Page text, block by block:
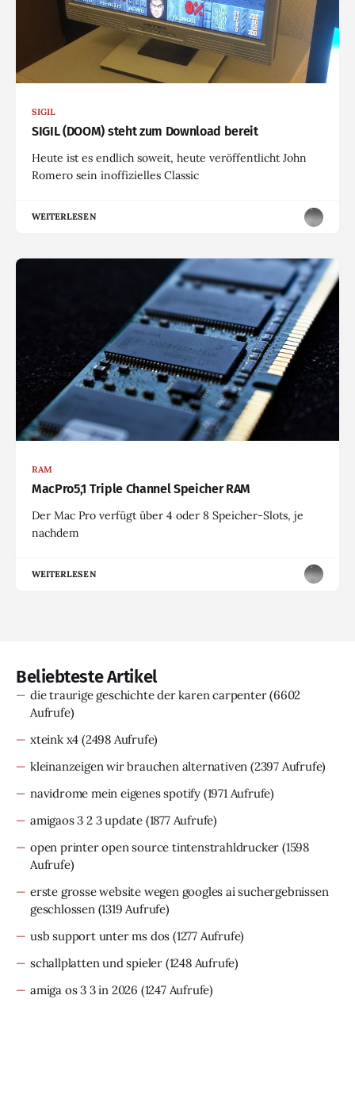
SIGIL
SIGIL (DOOM) steht zum Download bereit
Heute ist es endlich soweit, heute veröffentlicht John
Romero sein inoffizielles Classic
WEITERLESEN
RAM
MacPro5,1 Triple Channel Speicher RAM
Der Mac Pro verfügt über 4 oder 8 Speicher-Slots, je
nachdem
WEITERLESEN
Beliebteste Artikel
die traurige geschichte der karen carpenter(6602
Aufrufe)
xteink x4 (2498 Aufrufe)
kleinanzeigen wir brauchen alternativen (2397 Aufrufe)
navidrome mein eigenes spotify (1971 Aufrufe)
amigaos 3 2 3 update (1877 Aufrufe)
open printer open source tintenstrahldrucker (1598
Aufrufe)
erste grosse website wegen googles ai suchergebnissen
geschlossen (1319 Aufrufe)
usb support unter ms dos (1277 Aufrufe)
schallplatten und spieler (1248 Aufrufe)
amiga os 3 3 in 2026 (1247 Aufrufe)